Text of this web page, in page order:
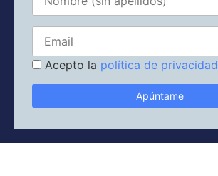
Acepto la política de privacidad